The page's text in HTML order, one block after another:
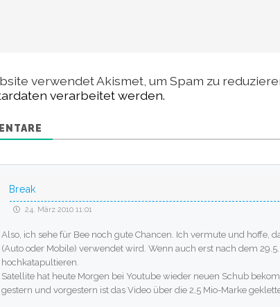
verwendet Akismet, um Spam zu
verarbeitet werden.
Break
24. März 2010 11:01
Also, ich sehe für Bee noch gute Chancen. Ich vermute und hoffe,
(Auto oder Mobile) verwendet wird. Wenn auch erst nach dem
hochkatapultieren.
Satellite hat heute Morgen bei Youtube wieder neuen Schub
gestern und vorgestern ist das Video über die 2,5 Mio-Marke